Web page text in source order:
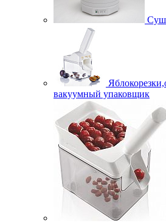
вакуумный упаковщик